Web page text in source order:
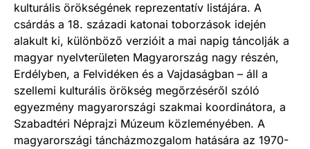
kulturális örökségének reprezentatív listájára. A
csárdás a 18. századi katonai toborzások idején
alakult ki, különböző verzióit a mai napig táncolják a
magyar nyelvterületen Magyarország nagy részén,
Erdélyben, a Felvidéken és a Vajdaságban – áll a
szellemi kulturális örökség megőrzéséről szóló
egyezmény magyarországi szakmai koordinátora, a
Szabadtéri Néprajzi Múzeum közleményében. A
magyarországi táncházmozgalom hatására az 1970-